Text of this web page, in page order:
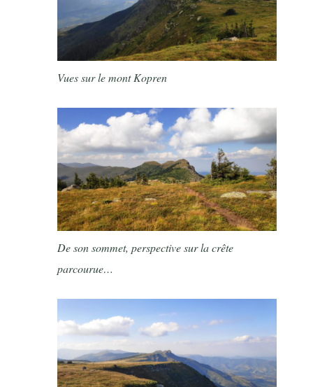
Vues sur le mont Kopren
De son sommet, perspective sur la crête
parcourue…